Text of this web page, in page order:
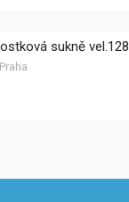
sukně vel.128